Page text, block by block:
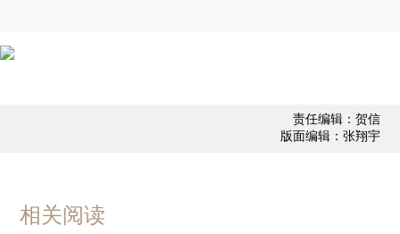
责任编辑：贺信
版面编辑：张翔宇
相关阅读